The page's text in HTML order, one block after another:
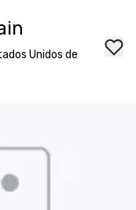
Unidos de